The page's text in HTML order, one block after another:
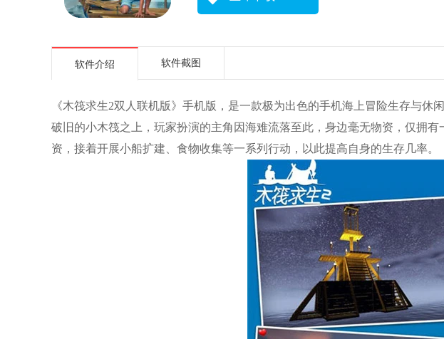
软件介绍 软件截图
《木筏求生2双人联机版》手机版，是一款极为出色的手机海上冒险生存与休
破旧的小木筏之上，玩家扮演的主角因海难流落至此，身边毫无物资，仅拥
资，接着开展小船扩建、食物收集等一系列行动，以此提高自身的生存几率。